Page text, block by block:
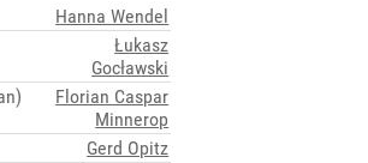
Hanna Wendel
Łukasz
Gocławski
Florian Caspar
Minnerop
Gerd Opitz